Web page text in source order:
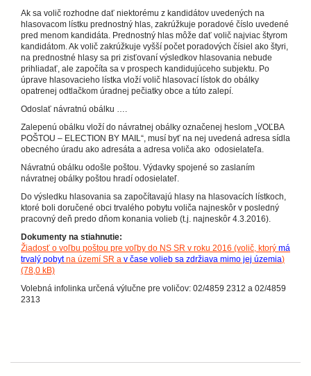
Ak sa volič rozhodne dať niektorému z kandidátov uvedených na
hlasovacom lístku prednostný hlas, zakrúžkuje poradové číslo uvedené
pred menom kandidáta. Prednostný hlas môže dať volič najviac štyrom
kandidátom. Ak volič zakrúžkuje vyšší počet poradových čísiel ako štyri,
na prednostné hlasy sa pri zisťovaní výsledkov hlasovania nebude
prihliadať, ale započíta sa v prospech kandidujúceho subjektu. Po
úprave hlasovacieho lístka vloží volič hlasovací lístok do obálky
opatrenej odtlačkom úradnej pečiatky obce a túto zalepí.
Odoslať návratnú obálku ….
Zalepenú obálku vloží do návratnej obálky označenej heslom „VOĽBA
POŠTOU – ELECTION BY MAIL“, musí byť na nej uvedená adresa sídla
obecného úradu ako adresáta a adresa voliča ako odosielateľa.
Návratnú obálku odošle poštou. Výdavky spojené so zaslaním
návratnej obálky poštou hradí odosielateľ.
Do výsledku hlasovania sa započítavajú hlasy na hlasovacích lístkoch,
ktoré boli doručené obci trvalého pobytu voliča najneskôr v posledný
pracovný deň predo dňom konania volieb (t.j. najneskôr 4.3.2016).
Dokumenty na stiahnutie:
Žiadosť o voľbu poštou pre voľby do NS SR v roku 2016 (volič, ktorý má
trvalý pobytna území SR a v čase volieb sa zdržiava mimo jej územia)
(78,0 kB)
Volebná infolinka určená výlučne pre voličov: 02/4859 2312 a 02/4859
2313